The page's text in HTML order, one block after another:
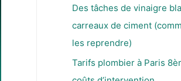
h
e
r
:
Des tâches de vinaigre
carreaux de ciment
les reprendre)
Tarifs plombier à Paris